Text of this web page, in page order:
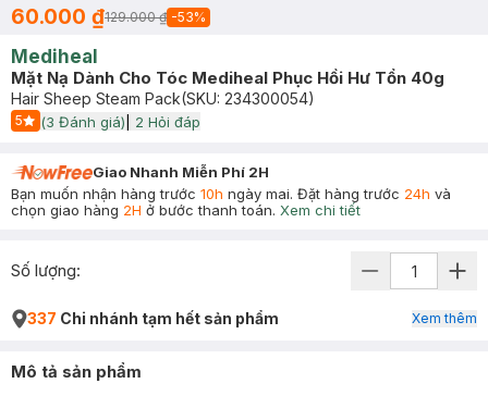
60.000 ₫129.000 ₫ -53%
Mediheal
Mặt Nạ Dành Cho Tóc Mediheal Phục Hồi Hư Tổn 40g
Hair Sheep Steam Pack(SKU: 234300054)
5
Start Icon
(3 Đánh giá) 2 Hỏi đáp
Giao Nhanh Miễn Phí 2H
Bạn muốn nhận hàng trước 10h ngày mai. Đặt hàng trước 24h và
chọn giao hàng 2H ở bước thanh toán. Xem chi tiết
Số lượng:
337 Chi nhánh tạm hết sản phẩm Xem thêm
Mô tả sản phẩm